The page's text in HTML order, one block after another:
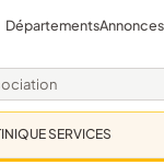
DépartementsAnnonces
SERVICES